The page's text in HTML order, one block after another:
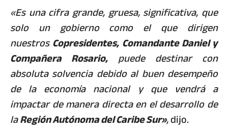
«Es una cifra grande, gruesa, significativa, que
solo un gobierno como el que dirigen
nuestrosCopresidentes, Comandante Daniel y
Compañera Rosario, puede destinar con
absoluta solvencia debido al buen desempeño
de la economía nacional y que vendrá a
impactar de manera directa en el desarrollo de
laRegión Autónoma del Caribe Sur»,dijo.